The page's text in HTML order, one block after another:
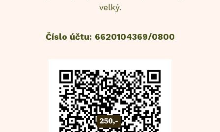
velký.
Číslo účtu: 6620104369/0800